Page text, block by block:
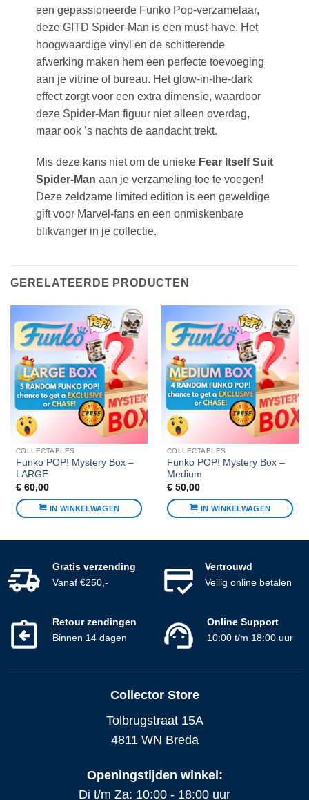
een gepassioneerde Funko Pop-verzamelaar,
deze GITD Spider-Man is een must-have. Het
hoogwaardige vinyl en de schitterende
afwerking maken hem een perfecte toevoeging
aan je vitrine of bureau. Het glow-in-the-dark
effect zorgt voor een extra dimensie, waardoor
deze Spider-Man figuur niet alleen overdag,
maar ook ’s nachts de aandacht trekt.
Mis deze kans niet om de unieke Fear Itself Suit
Spider-Man aan je verzameling toe te voegen!
Deze zeldzame limited edition is een geweldige
gift voor Marvel-fans en een onmiskenbare
blikvanger in je collectie.
GERELATEERDE PRODUCTEN
Voeg toe
aan
favorieten
COLLECTABLES
Funko POP! Mystery Box –
LARGE
€60,00
IN WINKELWAGEN
Voeg toe
aan
favorieten
COLLECTABLES
Funko POP! Mystery Box –
Medium
€50,00
IN WINKELWAGEN
Gratis verzending
Vanaf €250,-
Vertrouwd
Veilig online betalen
Retour zendingen
Binnen 14 dagen
Online Support
10:00 t/m 18:00 uur
Collector Store
Tolbrugstraat 15A
4811 WN Breda
Openingstijden winkel:
Di t/m Za: 10:00 - 18:00 uur